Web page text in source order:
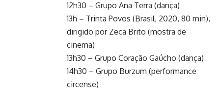
12h30 – Grupo Ana Terra (dança)
13h – Trinta Povos (Brasil, 2020, 80 min),
dirigido por Zeca Brito (mostra de
cinema)
13h30 – Grupo Coração Gaúcho (dança)
14h30 – Grupo Burzum (performance
circense)